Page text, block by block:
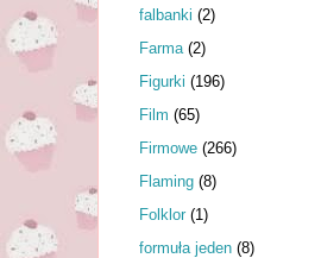
falbanki (2)
Farma (2)
Figurki (196)
Film (65)
Firmowe (266)
Flaming (8)
Folklor (1)
formuła jeden (8)